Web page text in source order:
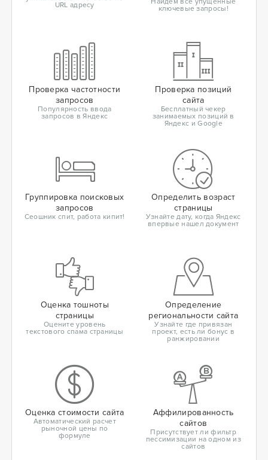
URL адресу
ключевые запросы!
Проверка частотности
запросов
Популярность ввода
запросов в Яндекс
Проверка позиций
сайта
Бесплатный чекер
занимаемых позиций в
Яндекс и Google
Группировка поисковых
запросов
Сеошник спит, работа кипит!
Определить возраст
страницы
Узнайте дату, когда Яндекс
впервые нашел документ
Оценка тошноты
страницы
Оцените уровень
текстового спама страницы
Определение
региональности сайта
Узнайте где привязан
проект, есть ли бонус в
ранжировании
Оценка стоимости сайта
Автоматический расчет
рыночной цены по
формуле
Аффилированность
сайтов
Присутствует ли фильтр
пессимизации на одном из
сайтов